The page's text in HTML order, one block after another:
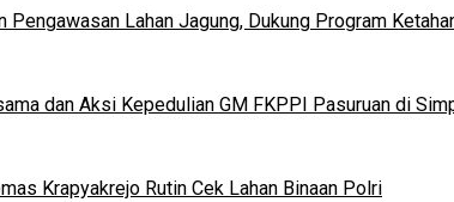
Lahan Jagung, Dukung Program
dan Aksi Kepedulian GM FKPPI Pasuruan di
Krapyakrejo Rutin Cek Lahan Binaan Polri